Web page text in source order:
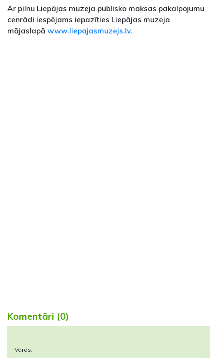
Ar pilnu Liepājas muzeja publisko maksas pakalpojumu
cenrādi iespējams iepazīties Liepājas muzeja
mājaslapā www.liepajasmuzejs.lv.
Komentāri (0)
Vārds: